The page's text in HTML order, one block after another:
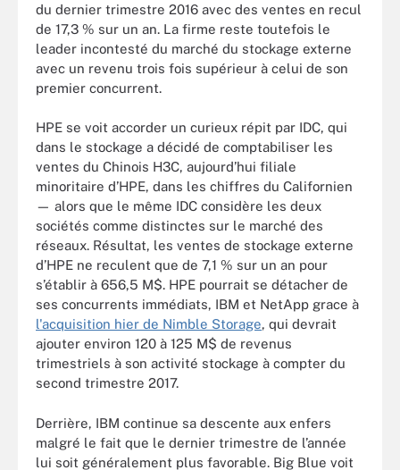
du dernier trimestre 2016 avec des ventes en recul
de 17,3 % sur un an. La firme reste toutefois le
leader incontesté du marché du stockage externe
avec un revenu trois fois supérieur à celui de son
premier concurrent.
HPE se voit accorder un curieux répit par IDC, qui
dans le stockage a décidé de comptabiliser les
ventes du Chinois H3C, aujourd’hui filiale
minoritaire d’HPE, dans les chiffres du Californien
— alors que le même IDC considère les deux
sociétés comme distinctes sur le marché des
réseaux. Résultat, les ventes de stockage externe
d’HPE ne reculent que de 7,1 % sur un an pour
s’établir à 656,5 M$. HPE pourrait se détacher de
ses concurrents immédiats, IBM et NetApp grace à
l'acquisition hier de Nimble Storage, qui devrait
ajouter environ 120 à 125 M$ de revenus
trimestriels à son activité stockage à compter du
second trimestre 2017.
Derrière, IBM continue sa descente aux enfers
malgré le fait que le dernier trimestre de l’année
lui soit généralement plus favorable. Big Blue voit